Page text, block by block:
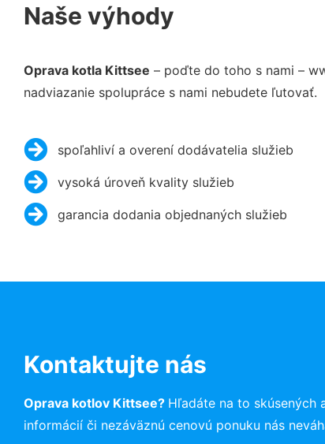
Naše výhody
Oprava kotla Kittsee – poďte do toho s nami –
nadviazanie spolupráce s nami nebudete ľutovať.
spoľahliví a overení dodávatelia služieb
vysoká úroveň kvality služieb
garancia dodania objednaných služieb
Kontaktujte nás
Oprava kotlov Kittsee? Hľadáte na to skúsených
informácií či nezáväznú cenovú ponuku nás